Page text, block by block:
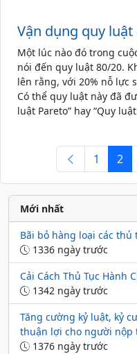
Vận dụng quy
Một lúc nào đó trong
nói đến quy luật 80/20.
lên rằng, với 20% nỗ lực
Có thể quy luật này đã
luật Pareto” hay “Quy
1 2
Mới nhất
Bãi bỏ hàng loại các
1336 ngày trước
Cải Cách Thủ Tục Hành
1342 ngày trước
Tăng cường kỷ luật, kỷ
thuận lợi cho người nộp
1376 ngày trước